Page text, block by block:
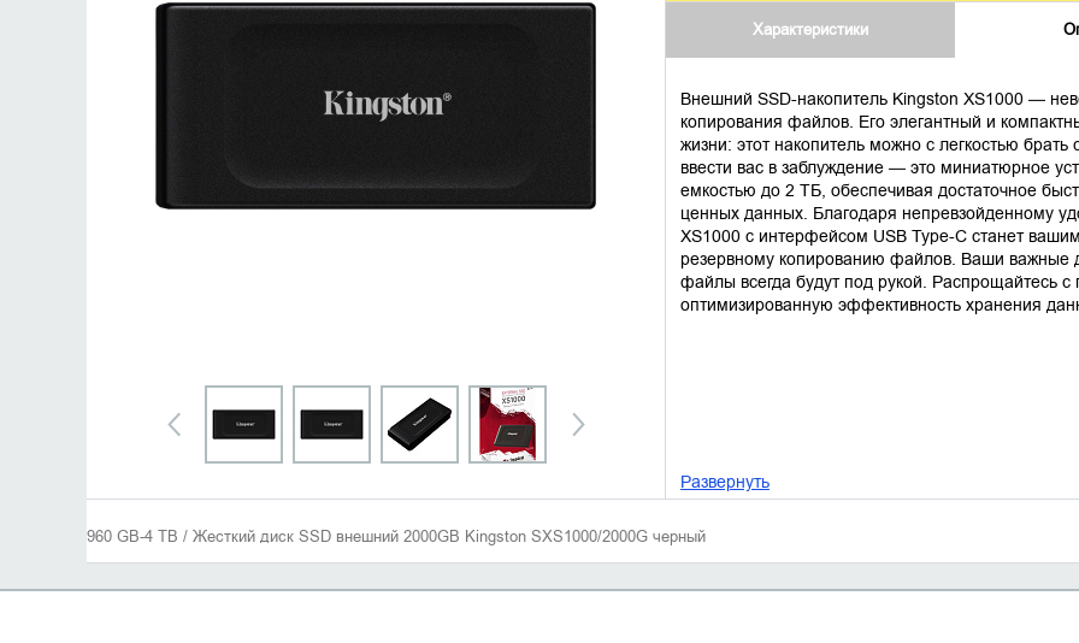
Характеристики
Внешний SSD-накопитель Kingston XS1000 —
копирования файлов. Его элегантный и
жизни: этот накопитель можно с легкостью
ввести вас в заблуждение — это миниатюрное
емкостью до 2 ТБ, обеспечивая достаточное
ценных данных. Благодаря непревзойденному
XS1000 с интерфейсом USB Type-C станет
резервному копированию файлов. Ваши
файлы всегда будут под рукой. Распрощайтесь с
оптимизированную эффективность хранения
Развернуть
960 GB-4 TB / Жесткий диск SSD внешний 2000GB Kingston SXS1000/2000G черный